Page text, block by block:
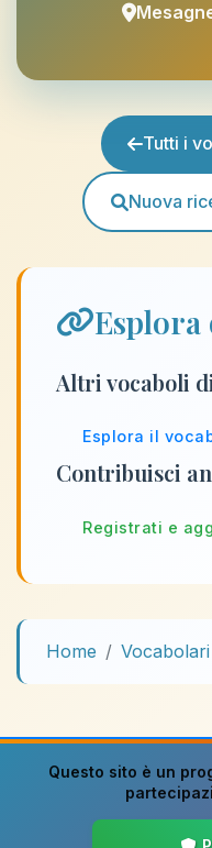
Tutti i
Nuova
Altri vocaboli
Esplora il
Contribuisci
Registrati e
Home Vocabolari
Questo sito è un